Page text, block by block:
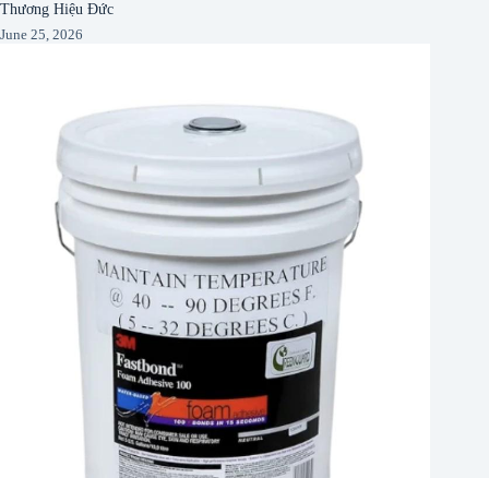
Thương Hiệu Đức
June 25, 2026